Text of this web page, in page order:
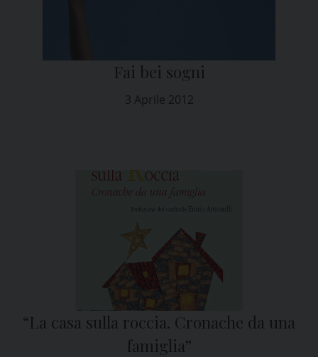
3 Aprile 2012
Fai bei sogni
“La casa sulla roccia. Cronache da una
famiglia”